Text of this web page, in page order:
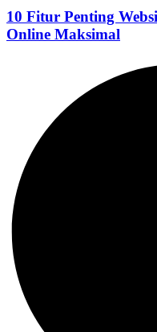
10 Fitur Penting
Online Maksimal